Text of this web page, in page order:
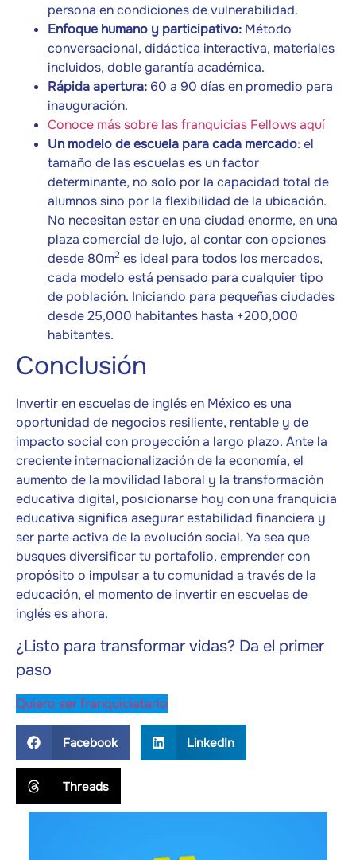
persona en condiciones de vulnerabilidad.
Enfoque humano y participativo: Método
conversacional, didáctica interactiva, materiales
incluidos, doble garantía académica.
Rápida apertura: 60 a 90 días en promedio para
inauguración.
Conoce más sobre las franquicias Fellows aquí
Un modelo de escuela para cada mercado: el
tamaño de las escuelas es un factor
determinante, no solo por la capacidad total de
alumnos sino por la flexibilidad de la ubicación.
No necesitan estar en una ciudad enorme, en una
plaza comercial de lujo, al contar con opciones
desde 80m2 es ideal para todos los mercados,
cada modelo está pensado para cualquier tipo
de población. Iniciando para pequeñas ciudades
desde 25,000 habitantes hasta +200,000
habitantes.
Conclusión
Invertir en escuelas de inglés en México es una
oportunidad de negocios resiliente, rentable y de
impacto social con proyección a largo plazo. Ante la
creciente internacionalización de la economía, el
aumento de la movilidad laboral y la transformación
educativa digital, posicionarse hoy con una franquicia
educativa significa asegurar estabilidad financiera y
ser parte activa de la evolución social. Ya sea que
busques diversificar tu portafolio, emprender con
propósito o impulsar a tu comunidad a través de la
educación, el momento de invertir en escuelas de
inglés es ahora.
¿Listo para transformar vidas? Da el primer
paso
Quiero ser franquiciatario
Facebook LinkedIn
Threads